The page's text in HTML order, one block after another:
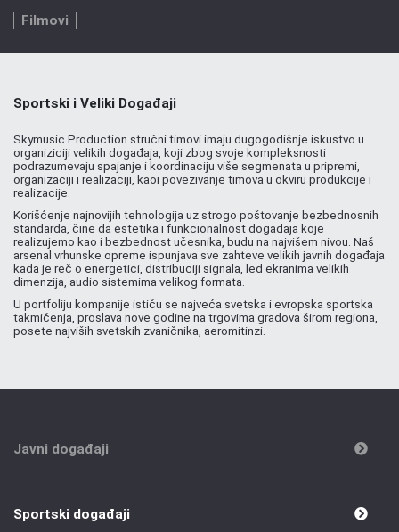
Filmovi
Sportski i Veliki Događaji
Skymusic Production stručni timovi imaju dugogodišnje iskustvo u
organiziciji velikih događaja, koji zbog svoje kompleksnosti
podrazumevaju spajanje i koordinaciju više segmenata u pripremi,
organizaciji i realizaciji, kaoi povezivanje timova u okviru produkcije i
realizacije.
Korišćenje najnovijih tehnologija uz strogo poštovanje bezbednosnih
standarda, čine da estetika i funkcionalnost događaja koje
realizujemo kao i bezbednost učesnika, budu na najvišem nivou. Naš
arsenal vrhunske opreme ispunjava sve zahteve velikih javnih događaja
kada je reč o energetici, distribuciji signala, led ekranima velikih
dimenzija, audio sistemima velikog formata.
U portfoliju kompanije ističu se najveća svetska i evropska sportska
takmičenja, proslava nove godine na trgovima gradova širom regiona,
posete najviših svetskih zvaničnika, aeromitinzi.
Javni događaji
Sportski događaji